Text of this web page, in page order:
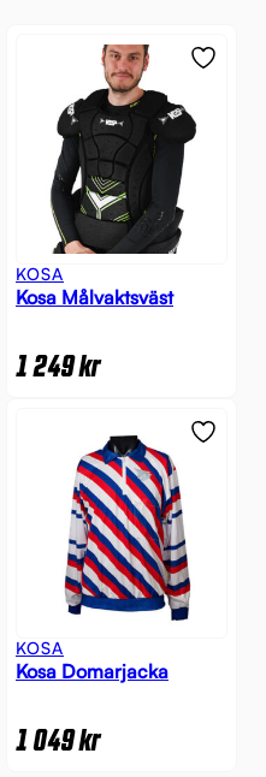
KOSA
Kosa Målvaktsväst
1 249kr
KOSA
Kosa Domarjacka
1 049kr